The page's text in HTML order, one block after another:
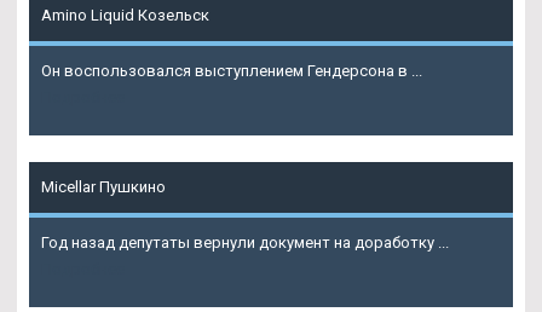
Amino Liquid Козельск
Он воспользовался выступлением Гендерсона в ...
Micellar Пушкино
Год назад депутаты вернули документ на доработку ...